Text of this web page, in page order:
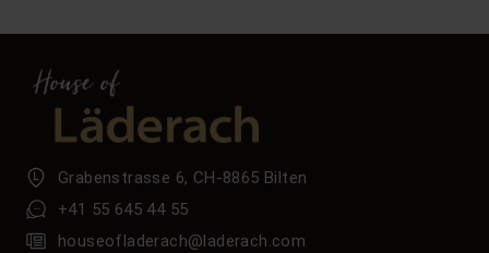
Grabenstrasse 6, CH-8865 Bilten
+41 55 645 44 55
houseofladerach@laderach.com